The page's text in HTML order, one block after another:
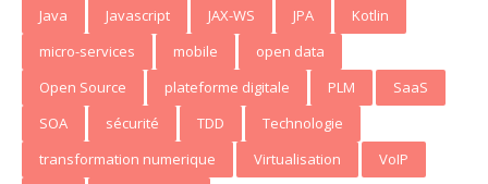
Java
Javascript JAX-WS JPA
Kotlin
micro-services
mobile
open data
Open Source
plateforme digitale PLM
SaaS
SOA
sécurité TDD
Technologie
transformation numerique
Virtualisation
VoIP